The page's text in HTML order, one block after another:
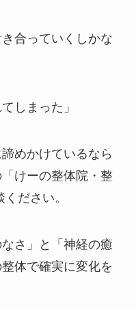
合っていくしかな
しまった」
めかけているなら
けーの整体院・整
ださい。
さ」と「神経の癒
体で確実に変化を